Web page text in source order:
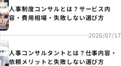
人事制度コンサルとは？サービス内
容・費用相場・失敗しない選び方
2026/07/17
人事コンサルタントとは？仕事内容・
依頼メリットと失敗しない選び方